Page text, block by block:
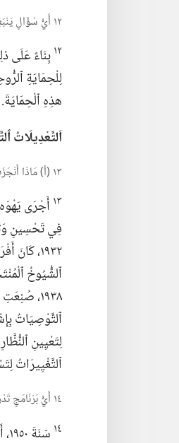
١٢ أَيُّ سُؤَالٍ يَنْبَغِي أَنْ يَطْرَحَهُ كُلٌّ مِنَّا عَلَى نَفْسِهِ،‏ وَلِمَاذَا؟‏
١٢بِنَاءً عَلَى
لِلْحِمَايَةِ
هذِهِ
اَلتَّعْدِيلَاتُ
١٣ (‏أ)‏ مَاذَا أَنْجَزَتِ ٱلتَّعْدِيلَاتُ ٱلتَّنْظِيمِيَّةُ؟‏ (‏ب)‏ مَا هِيَ بَعْضُ ٱلتَّحْسِينَاتِ ٱلتَّدْرِيجِيَّةِ؟‏
١٣ أَجْرَى
فِي تَحْسِينِ
ٱلشُّيُوخُ
ٱلتَّوْصِيَاتُ
لِتَعْيِينِ
ٱلتَّغْيِيرَاتُ
١٤ أَيُّ بَرْنَامَجٍ تَدْرِيبِيٍّ تَأَسَّسَ سَنَةَ ١٩٥٩؟‏
١٤ سَنَةَ ١٩٥٠،‏ أَدَّى ٱلتَّأَمُّلُ ٱلدَّقِيقُ فِي